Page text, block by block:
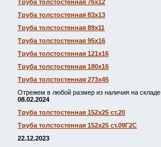
Труба толстостенная 76х12
Труба толстостенная 83х13
Труба толстостенная 89х11
Труба толстостенная 95х16
Труба толстостенная 121х16
Труба толстостенная 180х16
Труба толстостенная 273х45
Отрежем в любой размер из наличия на складе
08.02.2024
Труба толстостенная 152х25 ст.20
Труба толстостенная 152х25 ст.09Г2С
22.12.2023